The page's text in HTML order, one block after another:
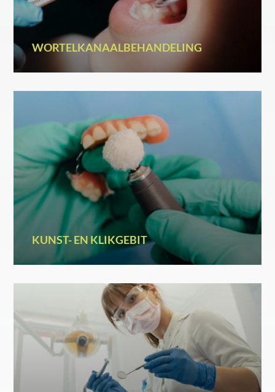
WORTELKANAALBEHANDELING
KUNST- EN KLIKGEBIT